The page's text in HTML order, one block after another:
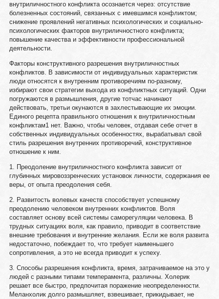
внутриличностного конфликта осознается через: отсутствие
болезненных состояний, связанных с имевшимся конфликтом;
снижение проявлений негативных психологических и социально-
психологических факторов внутриличностного конфликта;
повышение качества и эффективности профессиональной
деятельности.
Факторы конструктивного разрешения внутриличностных
конфликтов. В зависимости от индивидуальных характеристик
люди относятся к внутренним противоречиям по-разному,
избирают свои стратегии выхода из конфликтных ситуаций. Одни
погружаются в размышления, другие тотчас начинают
действовать, третьи окунаются в захлестывающие их эмоции.
Единого рецепта правильного отношения к внутриличностным
конфликтам1 нет. Важно, чтобы человек, отдавая себе отчет в
собственных индивидуальных особенностях, вырабатывал свой
стиль разрешения внутренних противоречий, конструктивное
отношение к ним.
1. Преодоление внутриличностного конфликта зависит от
глубинных мировоззренческих установок личности, содержания ее
веры, от опыта преодоления себя.
2. Развитость волевых качеств способствует успешному
преодолению человеком внутренних конфликтов. Воля
составляет основу всей системы саморегуляции человека. В
трудных ситуациях воля, как правило, приводит в соответствие
внешние требования и внутренние желания. Если же воля развита
недостаточно, побеждает то, что требует наименьшего
сопротивления, а это не всегда приводит к успеху.
3. Способы разрешения конфликта, время, затрачиваемое на это у
людей с разными типами темперамента, различны. Холерик
решает все быстро, предпочитая поражение неопределенности.
Меланхолик долго размышляет, взвешивает, прикидывает, не